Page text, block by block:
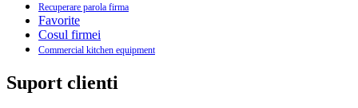
Recuperare parola firma
Favorite
Cosul firmei
Commercial kitchen equipment
Suport clienti